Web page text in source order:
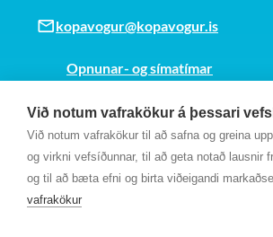
Við notum vafrakökur á þessari
Við notum vafrakökur til að safna og greina
og virkni vefsíðunnar, til að geta notað lausnir
og til að bæta efni og birta viðeigandi
vafrakökur
kopavogur@kopavogur.is
Opnunar- og símatímar
Kt. 700169-3759
Fundarmannagátt